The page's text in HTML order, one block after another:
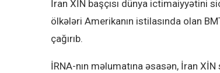
İran XİN başçısı dünya ictimaiyyətini
ölkələri Amerikanın istilasında olan
çağırıb.
İRNA-nın məlumatına əsasən, İran